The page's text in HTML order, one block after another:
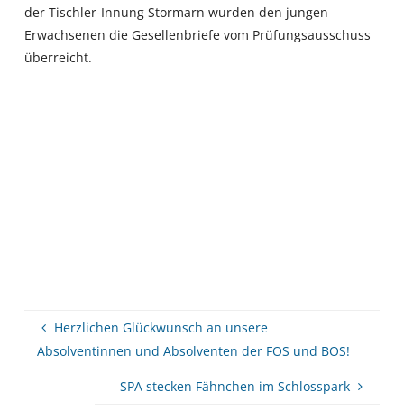
der Tischler-Innung Stormarn wurden den jungen
Erwachsenen die Gesellenbriefe vom Prüfungsausschuss
überreicht.
Herzlichen Glückwunsch an unsere
Absolventinnen und Absolventen der FOS und BOS!
SPA stecken Fähnchen im Schlosspark